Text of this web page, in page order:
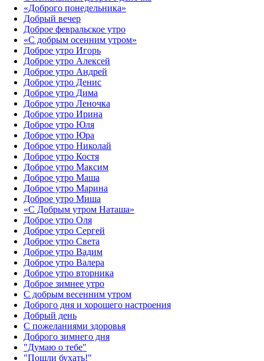
«Доброго понедельника»‎
Добрый вечер
Доброе февральское утро
«С добрым осенним утром»‎
Доброе утро Игорь
Доброе утро Алексей
Доброе утро Андрей
Доброе утро Денис
Доброе утро Дима
Доброе утро Леночка
Доброе утро Ирина
Доброе утро Юля
Доброе утро Юра
Доброе утро Николай
Доброе утро Костя
Доброе утро Максим
Доброе утро Маша
Доброе утро Марина
Доброе утро Миша
«С Добрым утром Наташа»
Доброе утро Оля
Доброе утро Сергей
Доброе утро Света
Доброе утро Вадим
Доброе утро Валера
Доброе утро вторника
Доброе зимнее утро
С добрым весенним утром
Доброго дня и хорошего настроения
Добрый день
С пожеланиями здоровья
Доброго зимнего дня
"Думаю о тебе"
"Пошли бухать!"